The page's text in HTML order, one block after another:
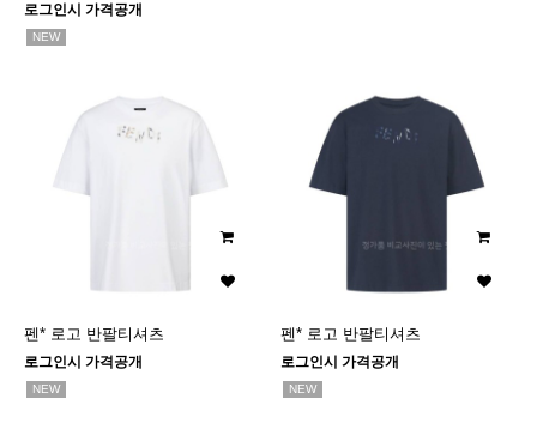
로그인시 가격공개
NEW
펜* 로고 반팔티셔츠
로그인시 가격공개
NEW
펜* 로고 반팔티셔츠
로그인시 가격공개
NEW